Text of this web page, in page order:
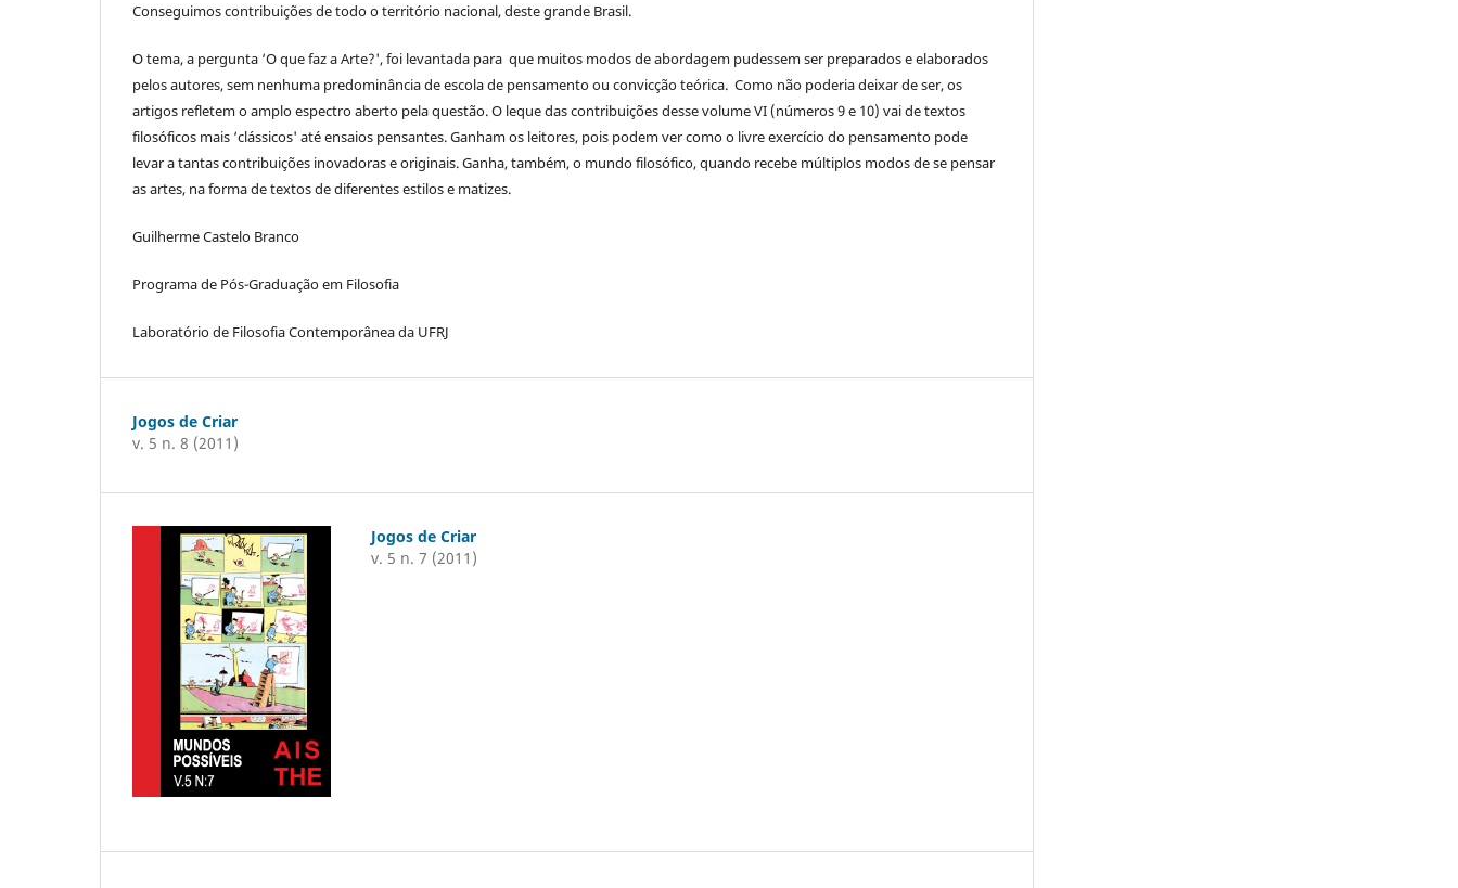
Conseguimos contribuições de todo o território nacional, deste grande Brasil.
O tema, a pergunta ‘O que faz a Arte?', foi levantada para que muitos modos de abordagem pudessem ser preparados e elaborados
pelos autores, sem nenhuma predominância de escola de pensamento ou convicção teórica. Como não poderia deixar de ser, os
artigos refletem o amplo espectro aberto pela questão. O leque das contribuições desse volume VI (números 9 e 10) vai de textos
filosóficos mais ‘clássicos' até ensaios pensantes. Ganham os leitores, pois podem ver como o livre exercício do pensamento pode
levar a tantas contribuições inovadoras e originais. Ganha, também, o mundo filosófico, quando recebe múltiplos modos de se pensar
as artes, na forma de textos de diferentes estilos e matizes.
Guilherme Castelo Branco
Programa de Pós-Graduação em Filosofia
Laboratório de Filosofia Contemporânea da UFRJ
Jogos de Criar
v. 5 n. 8 (2011)
Jogos de Criar
v. 5 n. 7 (2011)